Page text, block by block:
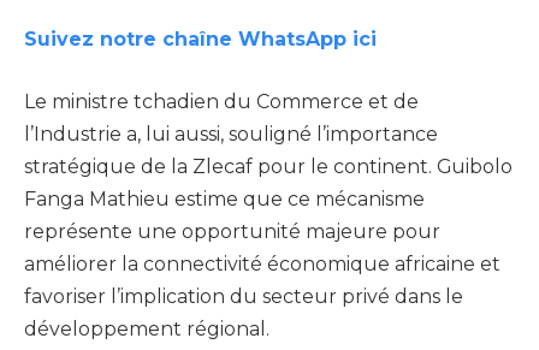
Suivez notre chaîne WhatsApp ici
Le ministre tchadien du Commerce et de
l’Industrie a, lui aussi, souligné l’importance
stratégique de la Zlecaf pour le continent. Guibolo
Fanga Mathieu estime que ce mécanisme
représente une opportunité majeure pour
améliorer la connectivité économique africaine et
favoriser l’implication du secteur privé dans le
développement régional.